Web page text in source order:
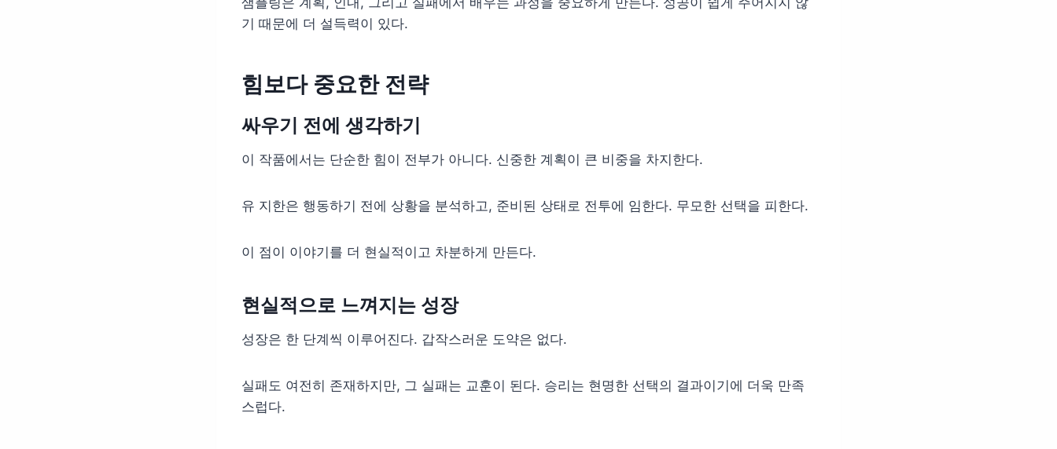
기 때문에 더 설득력이 있다.
힘보다 중요한 전략
싸우기 전에 생각하기
이 작품에서는 단순한 힘이 전부가 아니다. 신중한 계획이 큰 비중을 차지한다.
유 지한은 행동하기 전에 상황을 분석하고, 준비된 상태로 전투에 임한다. 무모한 선택을 피한다.
이 점이 이야기를 더 현실적이고 차분하게 만든다.
현실적으로 느껴지는 성장
성장은 한 단계씩 이루어진다. 갑작스러운 도약은 없다.
실패도 여전히 존재하지만, 그 실패는 교훈이 된다. 승리는 현명한 선택의 결과이기에 더욱 만족
스럽다.